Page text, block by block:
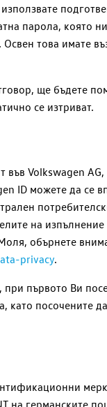
парола, която
това имате
ще бъдете
се изтриват.
във Volkswagen AG
ID можете да се
на
обърнете
privacy.
при първото Ви
като посочените